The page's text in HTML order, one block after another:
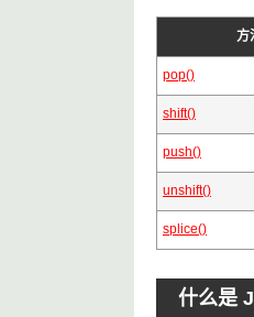
方
pop()
shift()
push()
unshift()
splice()
什么是